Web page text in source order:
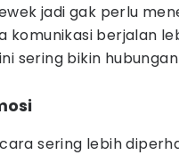
jadi gak perlu
berjalan
sering bikin
sering lebih